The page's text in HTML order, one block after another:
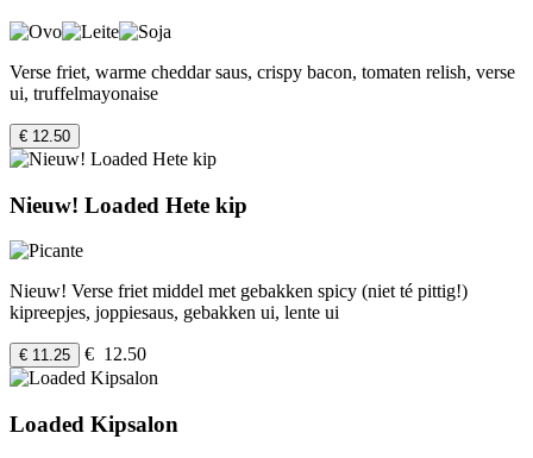
Verse friet, warme cheddar saus, crispy bacon, tomaten relish, verse
ui, truffelmayonaise
€ 12.50
Nieuw! Loaded Hete kip
Nieuw! Verse friet middel met gebakken spicy (niet té pittig!)
kipreepjes, joppiesaus, gebakken ui, lente ui
€ 11.25 € 12.50
Loaded Kipsalon